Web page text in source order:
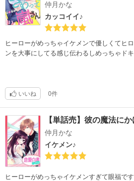
仲月かな
カッコイイ♪
ヒーローがめっちゃイケメンで優しくてヒ
ンを大事にしてる感じ伝わるしめっちゃドキ
いいね 0件
【単話売】彼の魔法に
仲月かな
イケメン♪
ヒーローがめっちゃイケメンすぎて眼福で